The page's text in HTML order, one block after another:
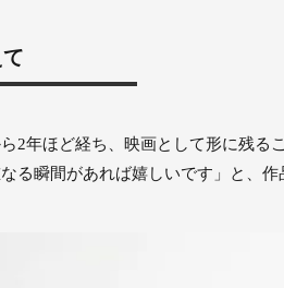
2年ほど経ち、映画として形に残る
る瞬間があれば嬉しいです」と、作